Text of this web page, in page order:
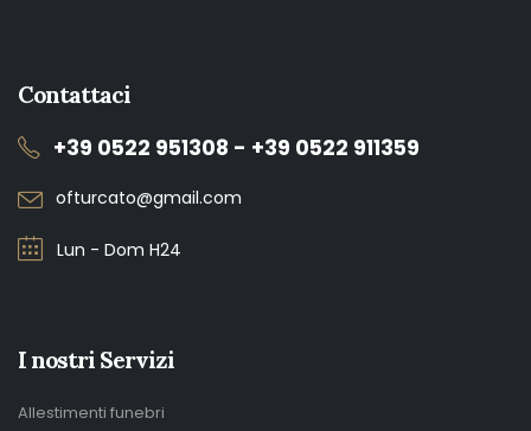
Contattaci
+39 0522 951308 - +39 0522 911359
ofturcato@gmail.com
Lun - Dom H24
I nostri Servizi
Allestimenti funebri